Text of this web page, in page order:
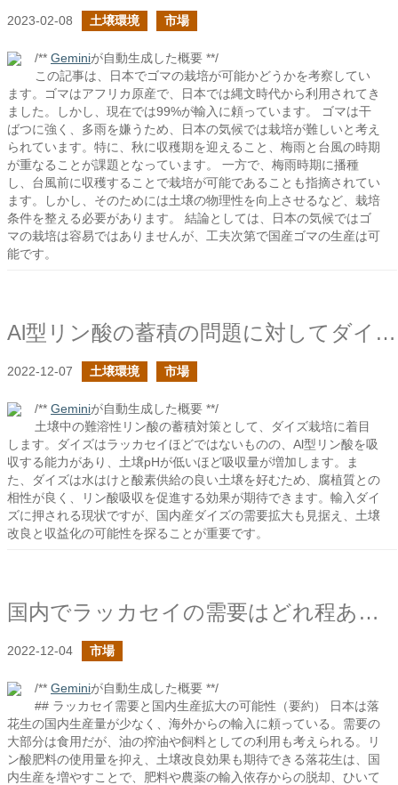
2023-02-08 土壌環境 市場
/** Geminiが自動生成した概要 **/
この記事は、日本でゴマの栽培が可能かどうかを考察してい
ます。ゴマはアフリカ原産で、日本では縄文時代から利用されてき
ました。しかし、現在では99%が輸入に頼っています。 ゴマは干
ばつに強く、多雨を嫌うため、日本の気候では栽培が難しいと考え
られています。特に、秋に収穫期を迎えること、梅雨と台風の時期
が重なることが課題となっています。 一方で、梅雨時期に播種
し、台風前に収穫することで栽培が可能であることも指摘されてい
ます。しかし、そのためには土壌の物理性を向上させるなど、栽培
条件を整える必要があります。 結論としては、日本の気候ではゴ
マの栽培は容易ではありませんが、工夫次第で国産ゴマの生産は可
能です。
Al型リン酸の蓄積の問題に対してダイズの栽培はどうだろう？
2022-12-07 土壌環境 市場
/** Geminiが自動生成した概要 **/
土壌中の難溶性リン酸の蓄積対策として、ダイズ栽培に着目
します。ダイズはラッカセイほどではないものの、Al型リン酸を吸
収する能力があり、土壌pHが低いほど吸収量が増加します。ま
た、ダイズは水はけと酸素供給の良い土壌を好むため、腐植質との
相性が良く、リン酸吸収を促進する効果が期待できます。輸入ダイ
ズに押される現状ですが、国内産ダイズの需要拡大も見据え、土壌
改良と収益化の可能性を探ることが重要です。
国内でラッカセイの需要はどれ程あるのか？
2022-12-04 市場
/** Geminiが自動生成した概要 **/
## ラッカセイ需要と国内生産拡大の可能性（要約） 日本は落
花生の国内生産量が少なく、海外からの輸入に頼っている。需要の
大部分は食用だが、油の搾油や飼料としての利用も考えられる。リ
ン酸肥料の使用量を抑え、土壌改良効果も期待できる落花生は、国
内生産を増やすことで、肥料や農薬の輸入依存からの脱却、ひいて